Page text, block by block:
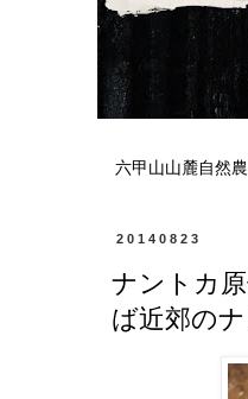
六甲山山麓自然
20140823
ナントカ
ば近郊の